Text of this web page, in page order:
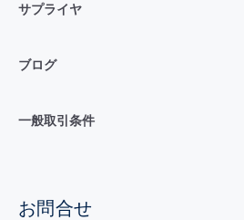
サプライヤ
ブログ
一般取引条件
お問合せ